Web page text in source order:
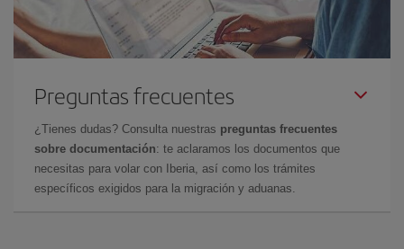
Preguntas frecuentes
¿Tienes dudas? Consulta nuestras preguntas frecuentes
sobre documentación: te aclaramos los documentos que
necesitas para volar con Iberia, así como los trámites
específicos exigidos para la migración y aduanas.